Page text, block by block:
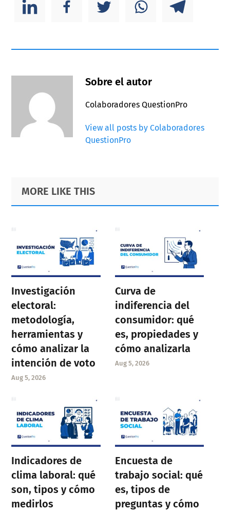
Sobre el autor
Colaboradores QuestionPro
View all posts by Colaboradores
QuestionPro
Primary
Sidebar
Footer
MORE LIKE THIS
Investigación
electoral:
metodología,
herramientas y
cómo analizar la
intención de voto
Aug 5, 2026
Curva de
indiferencia del
consumidor: qué
es, propiedades y
cómo analizarla
Aug 5, 2026
Indicadores de
clima laboral: qué
son, tipos y cómo
medirlos
Encuesta de
trabajo social: qué
es, tipos de
preguntas y cómo